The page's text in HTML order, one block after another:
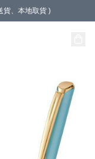
貨、本地取貨 )